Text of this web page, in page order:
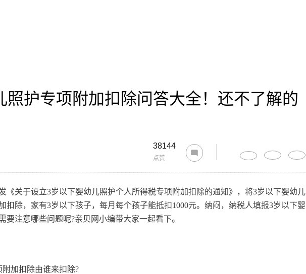
照护专项附加扣除问答大全！还不了解的
38144
点赞
关于设立3岁以下婴幼儿照护个人所得税专项附加扣除的通知》，将3岁以下婴幼儿
扣除，家有3岁以下孩子，每月每个孩子能抵扣1000元。纳闷，纳税人填报3岁以下婴
要注意哪些问题呢?亲贝网小编带大家一起看下。
加扣除由谁来扣除?